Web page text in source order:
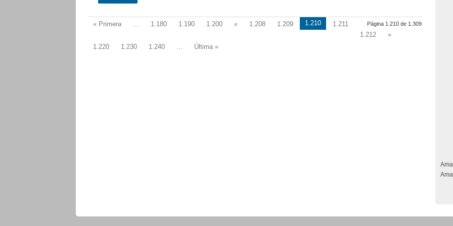
Página 1.210 de 1.309
« Primera ... 1.180 1.190 1.200 « 1.208 1.209 1.210
1.211
1.212
»
1.220
1.230 1.240 ... Última »